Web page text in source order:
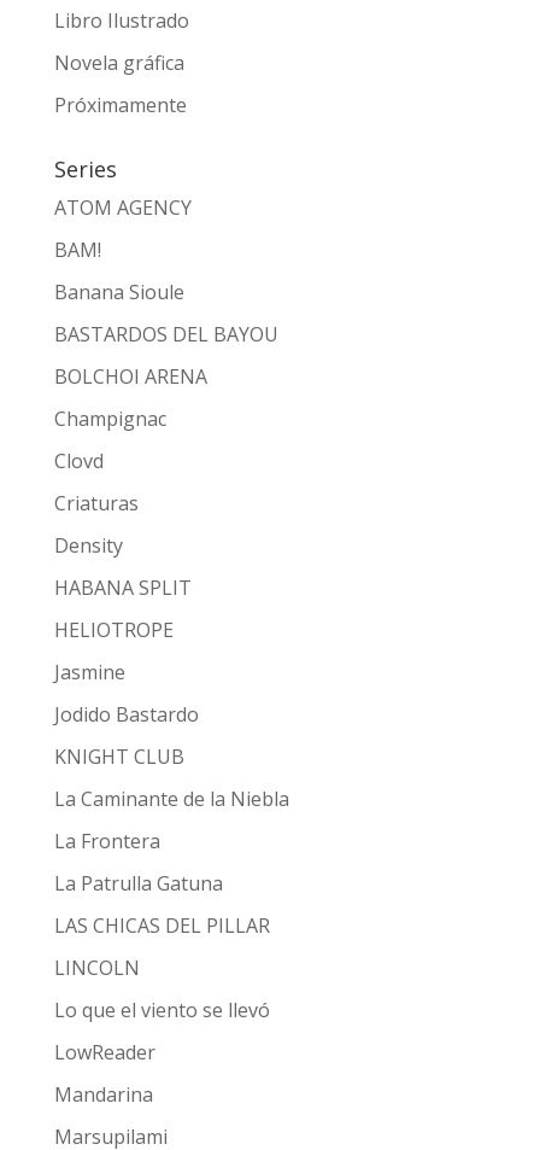
Libro Ilustrado
Novela gráfica
Próximamente
Series
ATOM AGENCY
BAM!
Banana Sioule
BASTARDOS DEL BAYOU
BOLCHOI ARENA
Champignac
Clovd
Criaturas
Density
HABANA SPLIT
HELIOTROPE
Jasmine
Jodido Bastardo
KNIGHT CLUB
La Caminante de la Niebla
La Frontera
La Patrulla Gatuna
LAS CHICAS DEL PILLAR
LINCOLN
Lo que el viento se llevó
LowReader
Mandarina
Marsupilami